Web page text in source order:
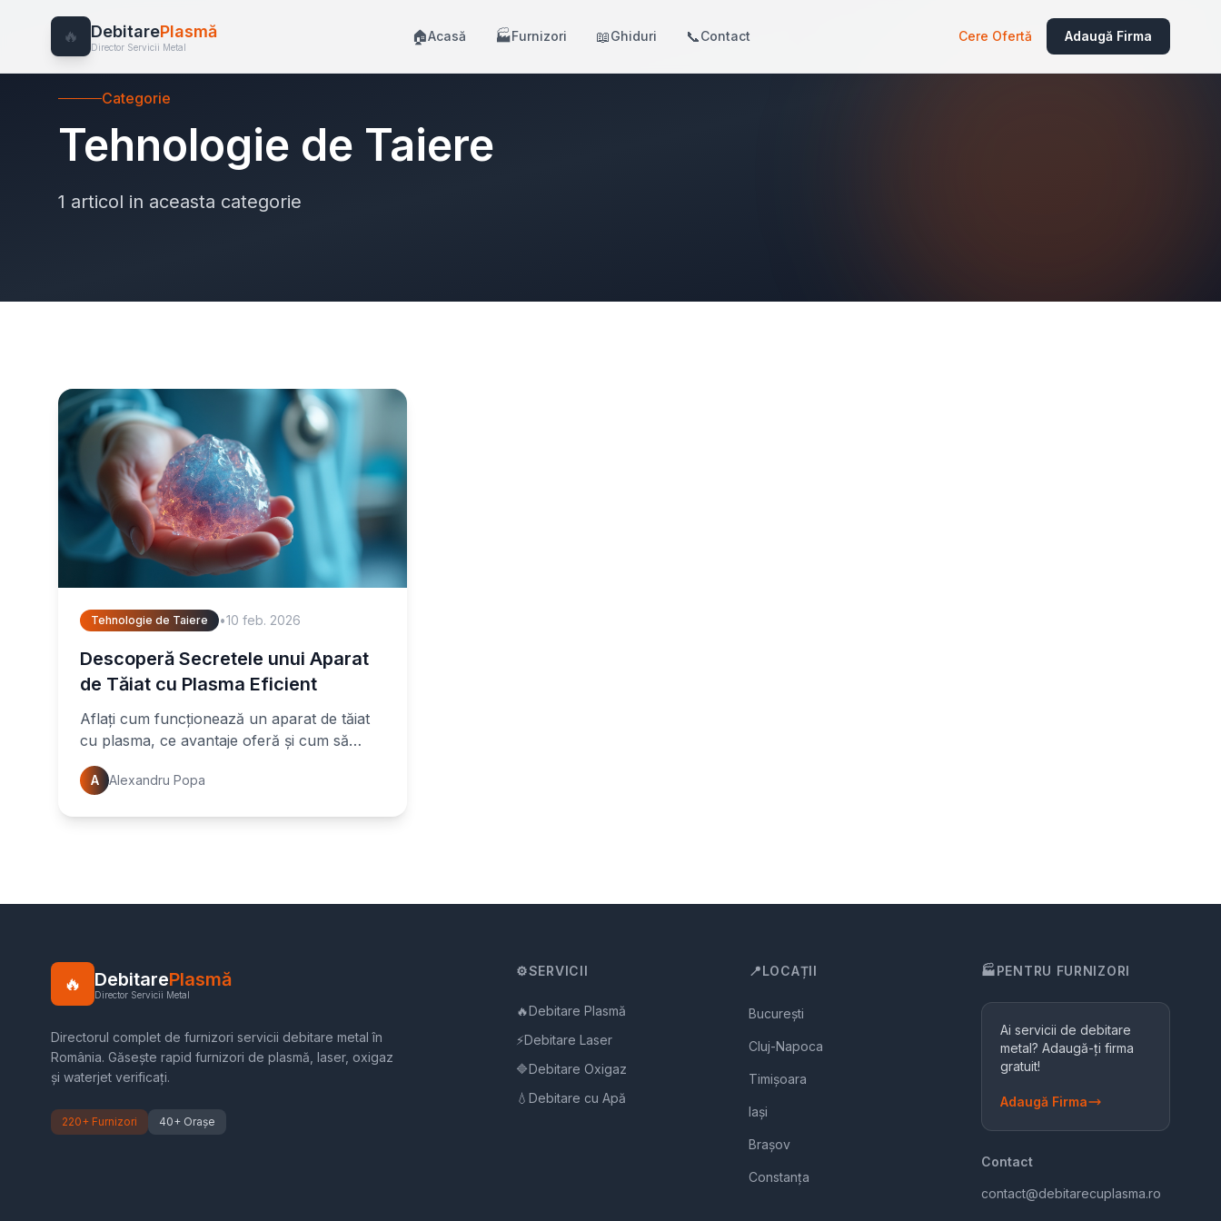
🔥 DebitarePlasmă
Director Servicii Metal
🏠Acasă 🏭Furnizori 📖Ghiduri 📞Contact Cere Ofertă Adaugă Firma
Categorie
Tehnologie de Taiere
1 articol in aceasta categorie
Tehnologie de Taiere •10 feb. 2026
Descoperă Secretele unui Aparat
de Tăiat cu Plasma Eficient
Aflați cum funcționează un aparat de tăiat
cu plasma, ce avantaje oferă și cum să
alegeți cel mai bun echipament pentru
nevoile dumneavoastră. Citiți ghidul
A Alexandru Popa
🔥 DebitarePlasmă
Director Servicii Metal
Directorul complet de furnizori servicii debitare metal în
România. Găsește rapid furnizori de plasmă, laser, oxigaz
și waterjet verificați.
220+ Furnizori 40+ Orașe
⚙️SERVICII
🔥Debitare Plasmă
⚡Debitare Laser
🔷Debitare Oxigaz
💧 Debitare cu Apă
📍LOCAȚII
București
Cluj-Napoca
Timișoara
Iași
Brașov
Constanța
🏭PENTRU FURNIZORI
Ai servicii de debitare
metal? Adaugă-ți firma
gratuit!
Adaugă Firma
Contact
contact@debitarecuplasma.ro